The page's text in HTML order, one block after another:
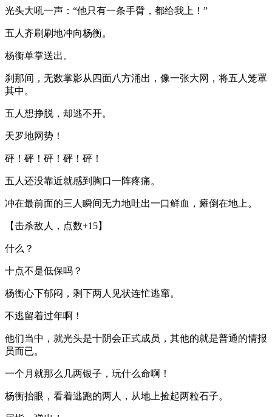
光头大吼一声：“他只有一条手臂，都给我上！”
五人齐刷刷地冲向杨衡。
杨衡单掌送出。
刹那间，无数掌影从四面八方涌出，像一张大网，将五人笼罩
其中。
五人想挣脱，却逃不开。
天罗地网势！
砰！砰！砰！砰！砰！
五人还没靠近就感到胸口一阵疼痛。
冲在最前面的三人瞬间无力地吐出一口鲜血，瘫倒在地上。
【击杀敌人，点数+15】
什么？
十点不是低保吗？
杨衡心下郁闷，剩下两人见状连忙逃窜。
不逃留着过年啊！
他们当中，就光头是十阴会正式成员，其他的就是普通的情报
员而已。
一个月就那么几两银子，玩什么命啊！
杨衡抬眼，看着逃跑的两人，从地上捡起两粒石子。